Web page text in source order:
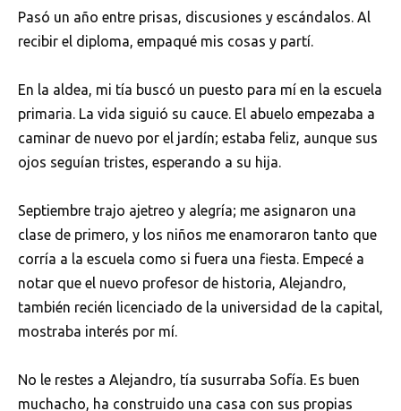
Pasó un año entre prisas, discusiones y escándalos. Al
recibir el diploma, empaqué mis cosas y partí.
En la aldea, mi tía buscó un puesto para mí en la escuela
primaria. La vida siguió su cauce. El abuelo empezaba a
caminar de nuevo por el jardín; estaba feliz, aunque sus
ojos seguían tristes, esperando a su hija.
Septiembre trajo ajetreo y alegría; me asignaron una
clase de primero, y los niños me enamoraron tanto que
corría a la escuela como si fuera una fiesta. Empecé a
notar que el nuevo profesor de historia, Alejandro,
también recién licenciado de la universidad de la capital,
mostraba interés por mí.
No le restes a Alejandro, tía susurraba Sofía. Es buen
muchacho, ha construido una casa con sus propias